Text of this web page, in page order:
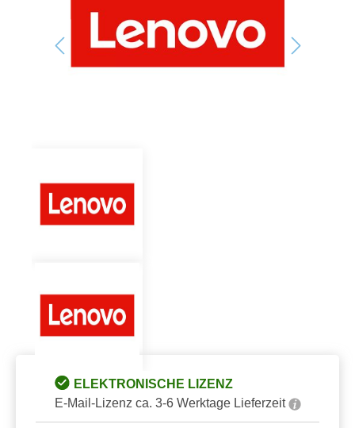
ELEKTRONISCHE LIZENZ
E-Mail-Lizenz ca. 3-6 Werktage Lieferzeit